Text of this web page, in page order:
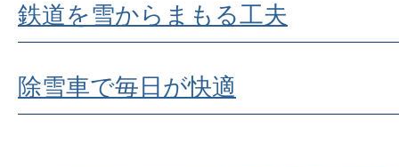
鉄道を雪からまもる工夫
除雪車で毎日が快適